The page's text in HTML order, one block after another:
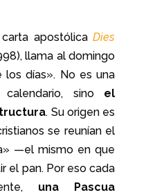
carta apostólicaDies
llama al domingo
los días». No es una
sino el
. Su origen es
se reunían el
—el mismo en que
el pan. Por eso cada
una Pascua